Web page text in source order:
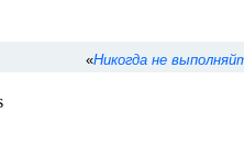
«Никогда не